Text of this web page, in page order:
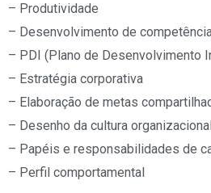
– Produtividade
– Desenvolvimento de
– PDI (Plano de Desenvolvimento
– Estratégia corporativa
– Elaboração de metas
– Desenho da cultura organizacional
– Papéis e responsabilidades de
– Perfil comportamental